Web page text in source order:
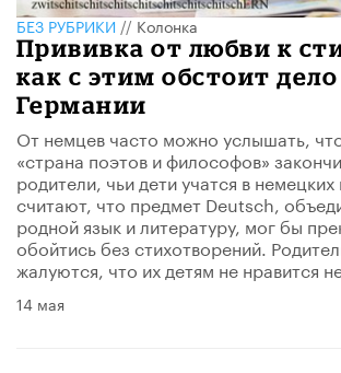
БЕЗ РУБРИКИ//Колонка
Прививка от любви к
как с этим обстоит дело
Германии
От немцев часто можно услышать,
«страна поэтов и философов»
родители, чьи дети учатся в
считают, что предмет Deutsch,
родной язык и литературу, мог бы
обойтись без стихотворений.
жалуются, что их детям не нравится
14 мая